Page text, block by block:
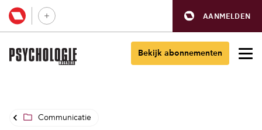
AANMELDEN
Bekijk abonnementen
Communicatie